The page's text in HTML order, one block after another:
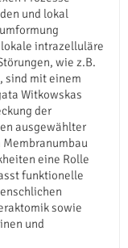
und lokal
intrazelluläre
wie z.B.
sind mit einem
Witkowskas
der
ausgewählter
Membranumbau
eine Rolle
funktionelle
sowie
und